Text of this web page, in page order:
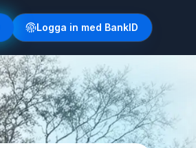
Logga in med BankID